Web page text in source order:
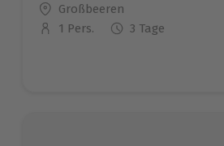
Standort
Großbeeren
Anzahl der Teilnehmer
1 Pers. 3 Tage